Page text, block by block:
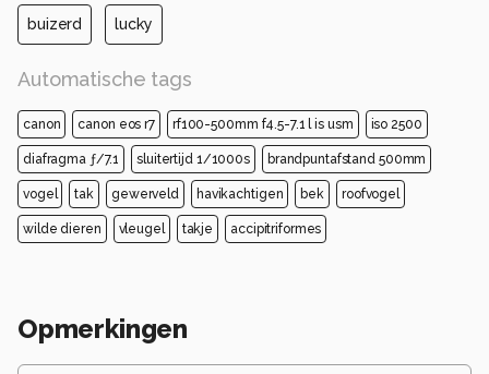
buizerd lucky
Automatische tags
canon canon eos r7 rf100-500mm f4.5-7.1 l is usm iso 2500
diafragma ƒ/7.1 sluitertijd 1/1000s brandpuntafstand 500mm
vogel tak gewerveld havikachtigen bek roofvogel
wilde dieren vleugel takje accipitriformes
Opmerkingen